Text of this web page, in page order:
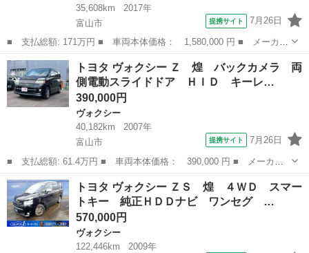
35,608km
2017年
富山市
提携サイト 7月26日
■ 支払総額: 171万円 ■ 車両本体価格： 1,580,000 円 ■ メーカー
名： トヨタ ■ 車種名： ヴォクシー ■ グレード名： Ｘ ドラ
イブレコーダー バックカメラ ナビ ＴＶ 両側スライド・片側電
動 オート...
富山 富山市 ヴォクシー
トヨタ ヴォクシー Ｚ 煌 バックカメラ 両
側電動スライドドア ＨＩＤ キーレ…
390,000円
ヴォクシー
40,182km
2007年
富山市
提携サイト 7月26日
■ 支払総額: 61.4万円 ■ 車両本体価格： 390,000 円 ■ メーカー
名： トヨタ ■ 車種名： ヴォクシー ■ グレード名： Ｚ 煌
バックカメラ 両側電動スライドドア ＨＩＤ キーレスエントリ
ー 電動格納ミ...
富山 富山市 ヴォクシー
トヨタ ヴォクシー ＺＳ 煌 ４ＷＤ スマー
トキー 純正ＨＤＤナビ ワンセグ …
570,000円
ヴォクシー
122,446km
2009年